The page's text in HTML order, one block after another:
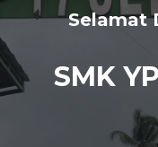
Selamat
SMK